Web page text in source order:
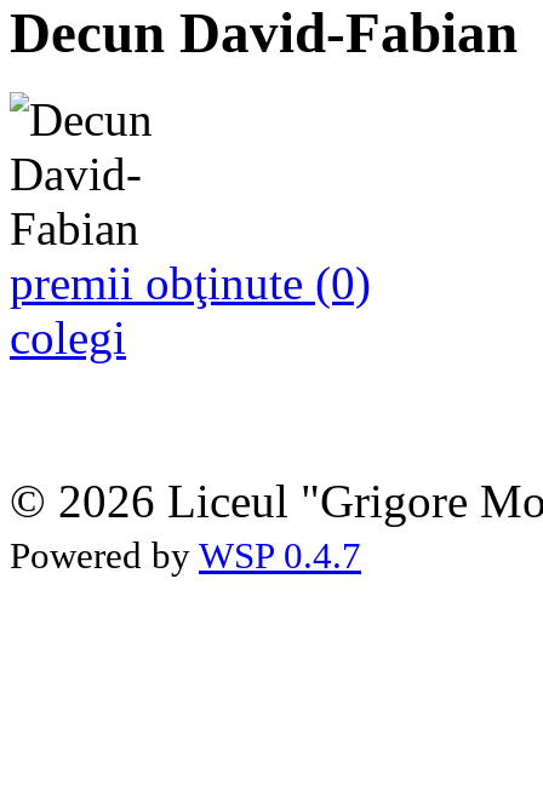
Decun David-Fabian
premii obţinute (0)
colegi
© 2026 Liceul "Grigore
Powered by WSP 0.4.7